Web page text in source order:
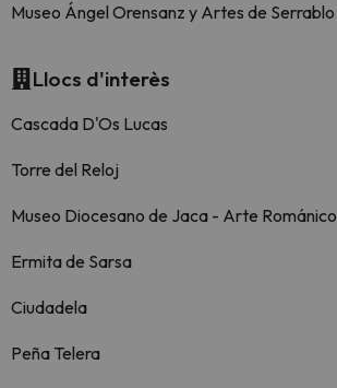
Museo Ángel Orensanz y Artes de Serrablo
Llocs d'interès
Cascada D'Os Lucas
Torre del Reloj
Museo Diocesano de Jaca - Arte Románico
Ermita de Sarsa
Ciudadela
Peña Telera